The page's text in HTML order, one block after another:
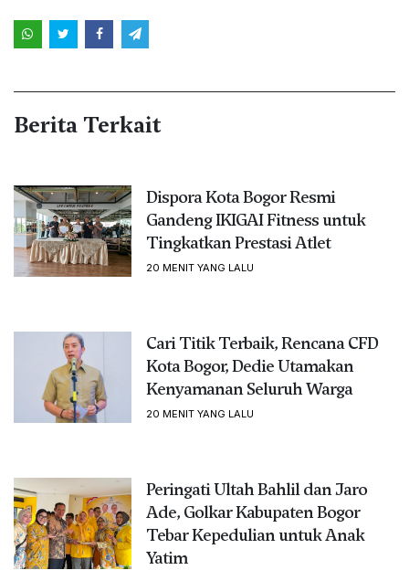
Berita Terkait
Dispora Kota Bogor Resmi
Gandeng IKIGAI Fitness untuk
Tingkatkan Prestasi Atlet
20 MENIT YANG LALU
Cari Titik Terbaik, Rencana CFD
Kota Bogor, Dedie Utamakan
Kenyamanan Seluruh Warga
20 MENIT YANG LALU
Peringati Ultah Bahlil dan Jaro
Ade, Golkar Kabupaten Bogor
Tebar Kepedulian untuk Anak
Yatim